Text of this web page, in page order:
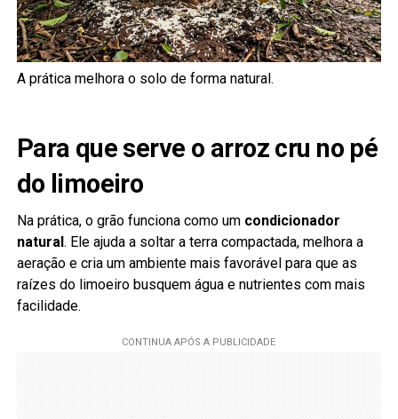
A prática melhora o solo de forma natural.
Para que serve o arroz cru no pé
do limoeiro
Na prática, o grão funciona como um condicionador
natural. Ele ajuda a soltar a terra compactada, melhora a
aeração e cria um ambiente mais favorável para que as
raízes do limoeiro busquem água e nutrientes com mais
facilidade.